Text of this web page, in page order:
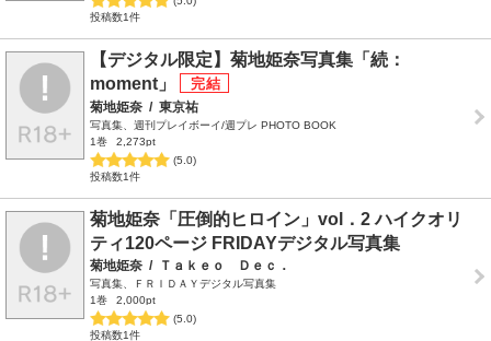
投稿数1件
【デジタル限定】菊地姫奈写真集「続：
moment」
菊地姫奈 / 東京祐
写真集、週刊プレイボーイ/週プレ PHOTO BOOK
1巻
2,273pt
(5.0)
投稿数1件
菊地姫奈「圧倒的ヒロイン」vol．2 ハイクオリ
ティ120ページ FRIDAYデジタル写真集
菊地姫奈 / Ｔａｋｅｏ Ｄｅｃ．
写真集、ＦＲＩＤＡＹデジタル写真集
1巻
2,000pt
(5.0)
投稿数1件